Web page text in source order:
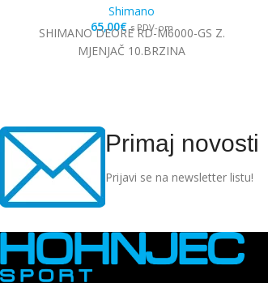
Shimano
65,00€ s PDV-om
SHIMANO DEORE RD-M6000-GS Z.
MJENJAČ 10.BRZINA
Primaj novosti
Prijavi se na newsletter listu!